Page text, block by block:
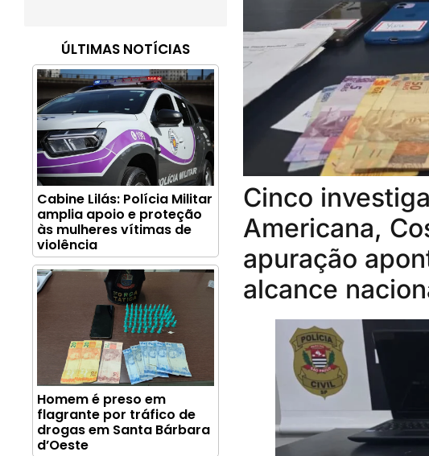
ÚLTIMAS NOTÍCIAS
Cabine Lilás: Polícia Militar
amplia apoio e proteção
às mulheres vítimas de
violência
Homem é preso em
flagrante por tráfico de
drogas em Santa Bárbara
d’Oeste
Cinco
Americana,
apuração
alcance